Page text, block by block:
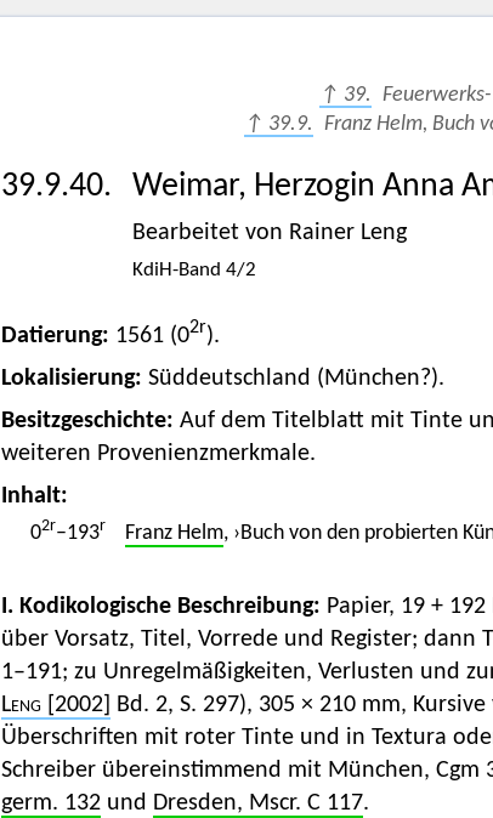
↑ 39.
↑ 39.9. Franz Helm, Buch
39.9.40. Weimar, Herzogin Anna
Bearbeitet von Rainer Leng
KdiH-Band 4/2
Datierung: 1561 (02r).
Lokalisierung: Süddeutschland (München?).
Besitzgeschichte: Auf dem Titelblatt mit Tinte
weiteren Provenienzmerkmale.
Inhalt:
02r–193r Franz Helm, ›Buch von den probierten
I. Kodikologische Beschreibung: Papier, 19 +
über Vorsatz, Titel, Vorrede und Register; dann
1–191; zu Unregelmäßigkeiten, Verlusten und
Leng[2002] Bd. 2, S. 297), 305 × 210 mm,
Überschriften mit roter Tinte und in Textura
Schreiber übereinstimmend mit München, Cgm
germ. 132und Dresden, Mscr. C 117.